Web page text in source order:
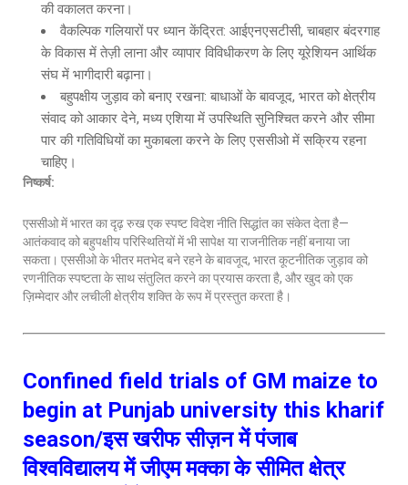
की वकालत करना।
वैकल्पिक गलियारों पर ध्यान केंद्रित: आईएनएसटीसी, चाबहार बंदरगाह
के विकास में तेज़ी लाना और व्यापार विविधीकरण के लिए यूरेशियन आर्थिक
संघ में भागीदारी बढ़ाना।
बहुपक्षीय जुड़ाव को बनाए रखना: बाधाओं के बावजूद, भारत को क्षेत्रीय
संवाद को आकार देने, मध्य एशिया में उपस्थिति सुनिश्चित करने और सीमा
पार की गतिविधियों का मुकाबला करने के लिए एससीओ में सक्रिय रहना
चाहिए।
निष्कर्ष:
एससीओ में भारत का दृढ़ रुख एक स्पष्ट विदेश नीति सिद्धांत का संकेत देता है—
आतंकवाद को बहुपक्षीय परिस्थितियों में भी सापेक्ष या राजनीतिक नहीं बनाया जा
सकता। एससीओ के भीतर मतभेद बने रहने के बावजूद, भारत कूटनीतिक जुड़ाव को
रणनीतिक स्पष्टता के साथ संतुलित करने का प्रयास करता है, और खुद को एक
ज़िम्मेदार और लचीली क्षेत्रीय शक्ति के रूप में प्रस्तुत करता है।
Confined field trials of GM maize to
begin at Punjab university this kharif
season/इस खरीफ सीज़न में पंजाब
विश्वविद्यालय में जीएम मक्का के सीमित क्षेत्र